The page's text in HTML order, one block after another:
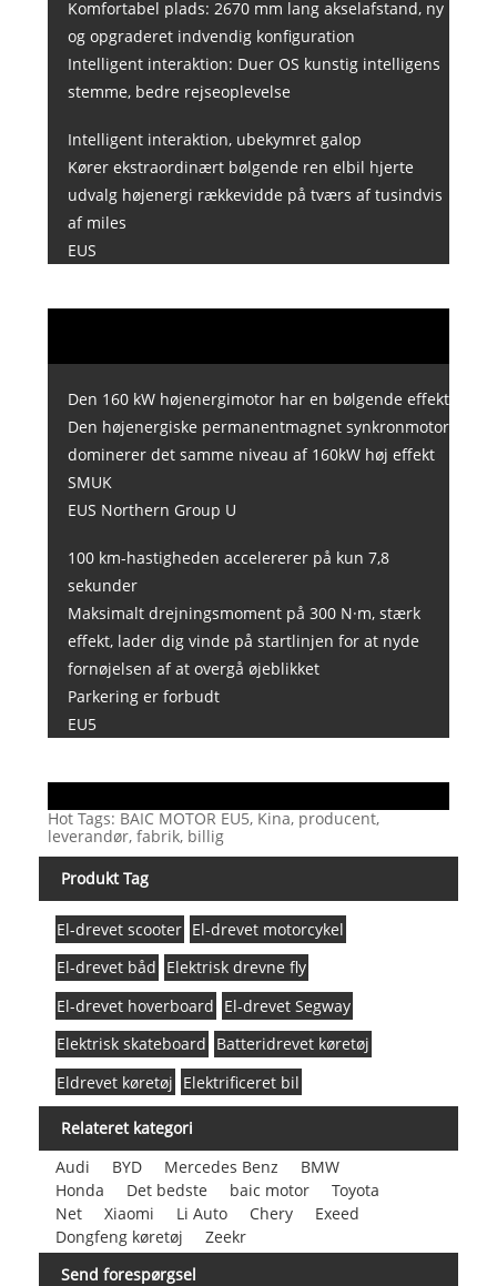
Komfortabel plads: 2670 mm lang akselafstand, ny
og opgraderet indvendig konfiguration
Intelligent interaktion: Duer OS kunstig intelligens
stemme, bedre rejseoplevelse
Intelligent interaktion, ubekymret galop
Kører ekstraordinært bølgende ren elbil hjerte
udvalg højenergi rækkevidde på tværs af tusindvis
af miles
EUS
Den 160 kW højenergimotor har en bølgende effekt
Den højenergiske permanentmagnet synkronmotor
dominerer det samme niveau af 160kW høj effekt
SMUK
EUS Northern Group U
100 km-hastigheden accelererer på kun 7,8
sekunder
Maksimalt drejningsmoment på 300 N·m, stærk
effekt, lader dig vinde på startlinjen for at nyde
fornøjelsen af ​​at overgå øjeblikket
Parkering er forbudt
EU5
Hot Tags: BAIC MOTOR EU5, Kina, producent,
leverandør, fabrik, billig
Produkt Tag
El-drevet scooter El-drevet motorcykel
El-drevet båd Elektrisk drevne fly
El-drevet hoverboard El-drevet Segway
Elektrisk skateboard Batteridrevet køretøj
Eldrevet køretøj Elektrificeret bil
Relateret kategori
Audi
BYD Mercedes Benz
BMW
Honda
Det bedste baic motor
Toyota
Net
Xiaomi Li Auto Chery
Exeed
Dongfeng køretøj
Zeekr
Send forespørgsel